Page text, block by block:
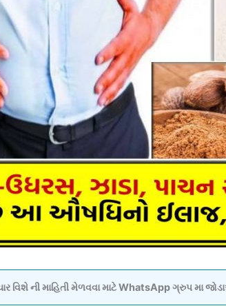
વિશે ની માહિતી મેળવવા માટે WhatsApp ગ્રુપ મા